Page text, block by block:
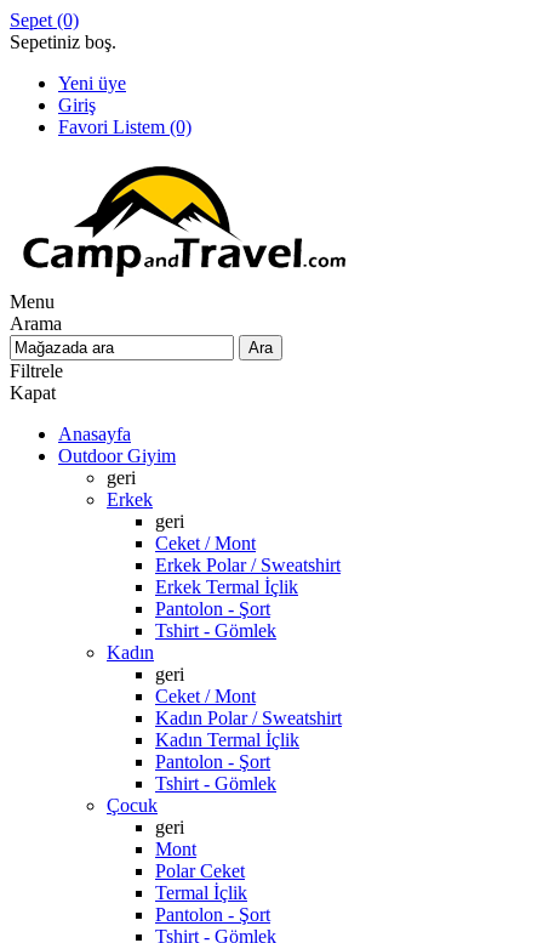
Sepet (0)
Sepetiniz boş.
Yeni üye
Giriş
Favori Listem (0)
Menu
Arama
Filtrele
Kapat
Anasayfa
Outdoor Giyim
geri
Erkek
geri
Ceket / Mont
Erkek Polar / Sweatshirt
Erkek Termal İçlik
Pantolon - Şort
Tshirt - Gömlek
Kadın
geri
Ceket / Mont
Kadın Polar / Sweatshirt
Kadın Termal İçlik
Pantolon - Şort
Tshirt - Gömlek
Çocuk
geri
Mont
Polar Ceket
Termal İçlik
Pantolon - Şort
Tshirt - Gömlek